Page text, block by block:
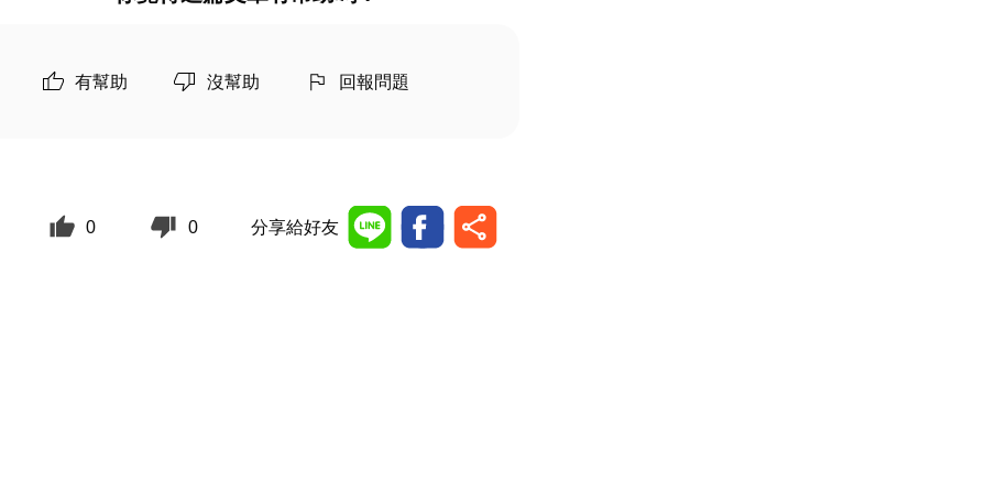
有幫助 沒幫助 回報問題
0 0 分享給好友